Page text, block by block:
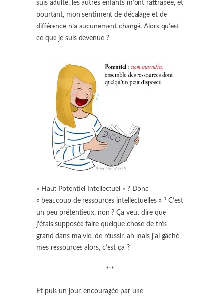
suis adulte, les autres enfants m’ont rattrapée, et
pourtant, mon sentiment de décalage et de
différence n’a aucunement changé. Alors qu’est
ce que je suis devenue ?
« Haut Potentiel Intellectuel » ? Donc
« beaucoup de ressources intellectuelles » ? C’est
un peu prétentieux, non ? Ça veut dire que
j’étais supposée faire quelque chose de très
grand dans ma vie, de réussir, ah mais j’ai gâché
mes ressources alors, c’est ça ?
***
Et puis un jour, encouragée par une